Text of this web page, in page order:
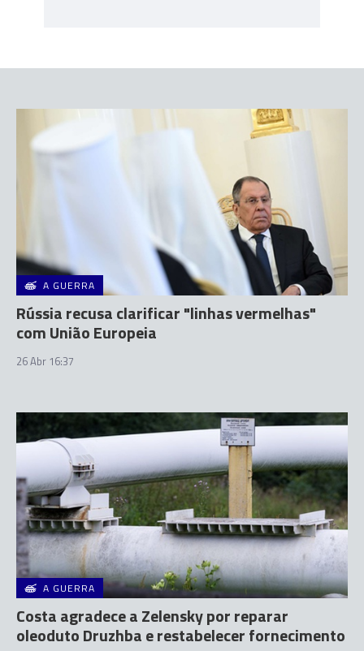
A GUERRA
Rússia recusa clarificar "linhas vermelhas"
com União Europeia
26 Abr 16:37
A GUERRA
Costa agradece a Zelensky por reparar
oleoduto Druzhba e restabelecer fornecimento